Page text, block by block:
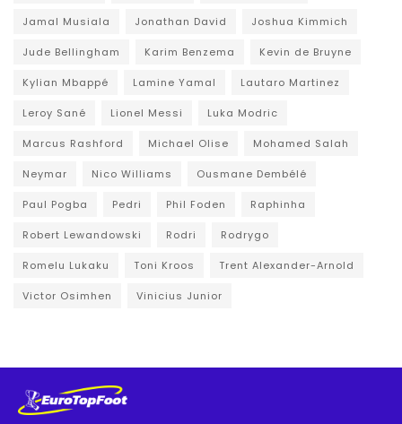
Jamal Musiala Jonathan David Joshua Kimmich
Jude Bellingham Karim Benzema Kevin de Bruyne
Kylian Mbappé Lamine Yamal Lautaro Martinez
Leroy Sané Lionel Messi Luka Modric
Marcus Rashford Michael Olise Mohamed Salah
Neymar Nico Williams Ousmane Dembélé
Paul Pogba Pedri Phil Foden Raphinha
Robert Lewandowski Rodri Rodrygo
Romelu Lukaku Toni Kroos Trent Alexander-Arnold
Victor Osimhen Vinicius Junior